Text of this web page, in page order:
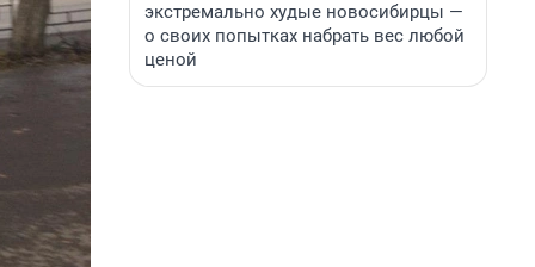
экстремально худые новосибирцы —
о своих попытках набрать вес любой
ценой